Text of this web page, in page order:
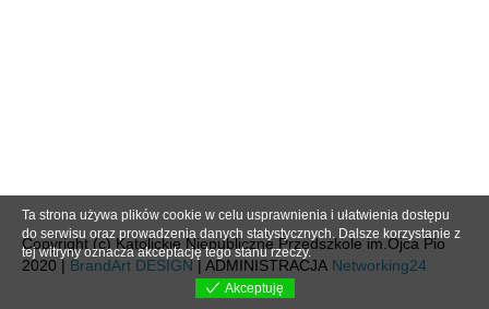
Copyright (c) Katolickie Niepubliczne Przedszkole im.Ojca Pio
2020 | BrandArt DESIGN | ADMINISTRACJA Networking24
Ta strona używa plików cookie w celu usprawnienia i ułatwienia dostępu
do serwisu oraz prowadzenia danych statystycznych. Dalsze korzystanie z
tej witryny oznacza akceptację tego stanu rzeczy.
Akceptuję